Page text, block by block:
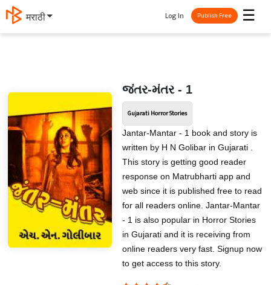
मराठी ☰
Log In Publish Free
જંતર-મંતર - 1
Gujarati Horror Stories
Jantar-Mantar - 1 book and story is
written by H N Golibar in Gujarati .
This story is getting good reader
response on Matrubharti app and
web since it is published free to read
for all readers online. Jantar-Mantar
- 1 is also popular in Horror Stories
in Gujarati and it is receiving from
online readers very fast. Signup now
to get access to this story.